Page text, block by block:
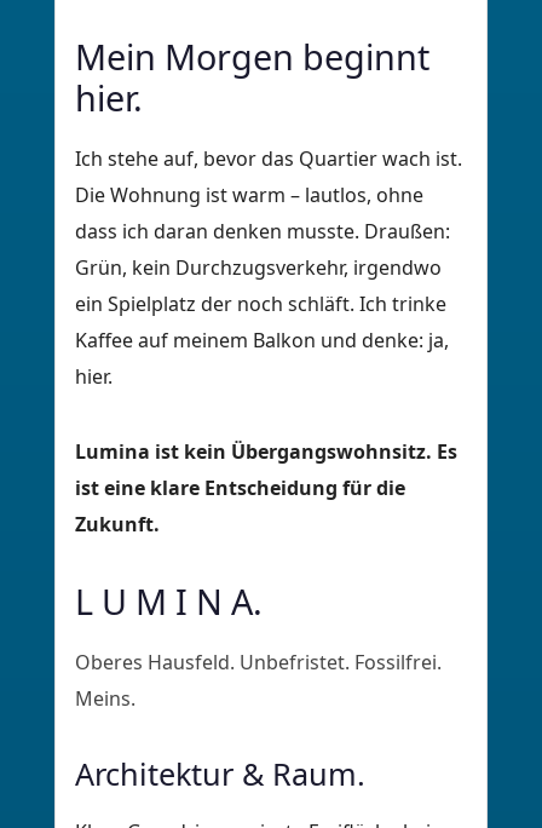
Mein Morgen beginnt
hier.
Ich stehe auf, bevor das Quartier wach ist.
Die Wohnung ist warm – lautlos, ohne
dass ich daran denken musste. Draußen:
Grün, kein Durchzugsverkehr, irgendwo
ein Spielplatz der noch schläft. Ich trinke
Kaffee auf meinem Balkon und denke: ja,
hier.
Lumina ist kein Übergangswohnsitz. Es
ist eine klare Entscheidung für die
Zukunft.
L U M I N A.
Oberes Hausfeld. Unbefristet. Fossilfrei.
Meins.
Architektur & Raum.